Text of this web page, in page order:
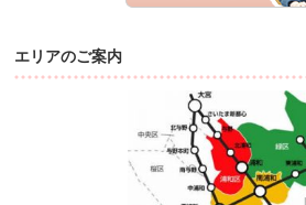
エリアのご案内